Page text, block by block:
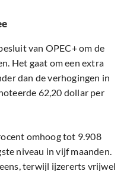
van OPEC+ om de
Het gaat om een extra
dan de verhogingen in
62,20 dollar per
omhoog tot 9.908
niveau in vijf maanden.
terwijl ijzererts vrijwel